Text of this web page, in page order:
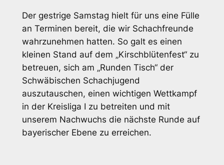
Der gestrige Samstag hielt für uns eine Fülle
an Terminen bereit, die wir Schachfreunde
wahrzunehmen hatten. So galt es einen
kleinen Stand auf dem „Kirschblütenfest“ zu
betreuen, sich am „Runden Tisch“ der
Schwäbischen Schachjugend
auszutauschen, einen wichtigen Wettkampf
in der Kreisliga I zu betreiten und mit
unserem Nachwuchs die nächste Runde auf
bayerischer Ebene zu erreichen.